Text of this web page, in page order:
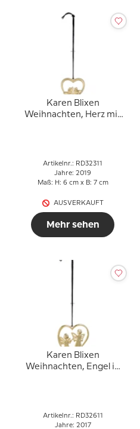
Karen Blixen
Weihnachten, Herz mit
Artikelnr.: RD32311
Jahre: 2019
Maß: H: 6 cm x B: 7 cm
AUSVERKAUFT
Mehr sehen
Karen Blixen
Weihnachten, Engel in
Artikelnr.: RD32611
Jahre: 2017